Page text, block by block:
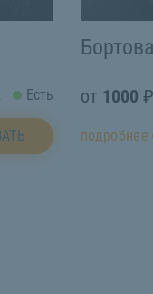
Есть от 1000
подробнее